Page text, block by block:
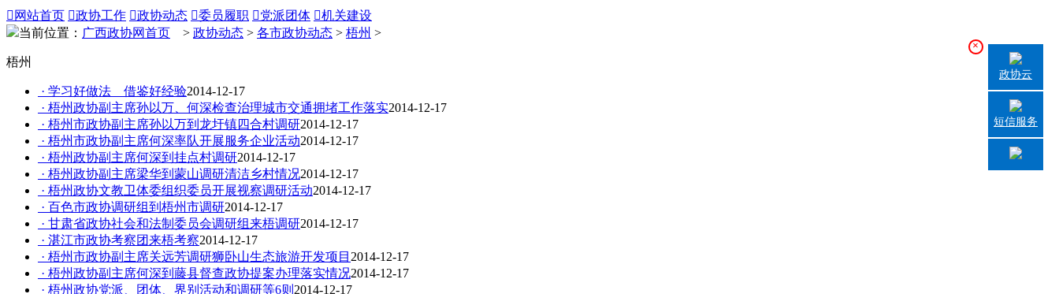
 网站首页 政协工作 政协动态 委员履职 党派团体 机关建设
当前位置： 广西政协网首页 > 政协动态 > 各市政协动态 > 梧州 >
梧州
· 学习好做法 借鉴好经验2014-12-17
· 梧州政协副主席孙以万、何深检查治理城市交通拥堵工作落实2014-12-17
· 梧州市政协副主席孙以万到龙圩镇四合村调研2014-12-17
· 梧州市政协副主席何深率队开展服务企业活动2014-12-17
· 梧州政协副主席何深到挂点村调研2014-12-17
· 梧州政协副主席梁华到蒙山调研清洁乡村情况2014-12-17
· 梧州政协文教卫体委组织委员开展视察调研活动2014-12-17
· 百色市政协调研组到梧州市调研2014-12-17
· 甘肃省政协社会和法制委员会调研组来梧调研2014-12-17
· 湛江市政协考察团来梧考察2014-12-17
· 梧州市政协副主席关远芳调研狮卧山生态旅游开发项目 2014-12-17
· 梧州政协副主席何深到藤县督查政协提案办理落实情况2014-12-17
· 梧州政协党派、团体、界别活动和调研等6则 2014-12-17
×
政协云
短信服务